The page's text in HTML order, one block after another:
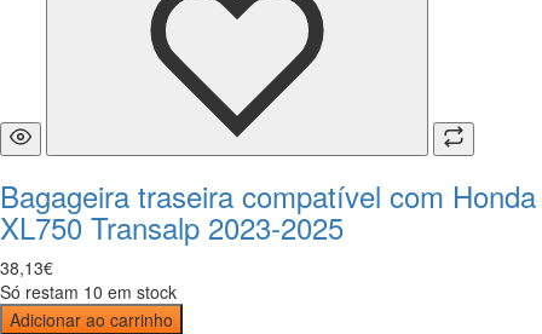
Bagageira traseira compatível com Honda
XL750 Transalp 2023-2025
38,13€
Só restam 10 em stock
Adicionar ao carrinho